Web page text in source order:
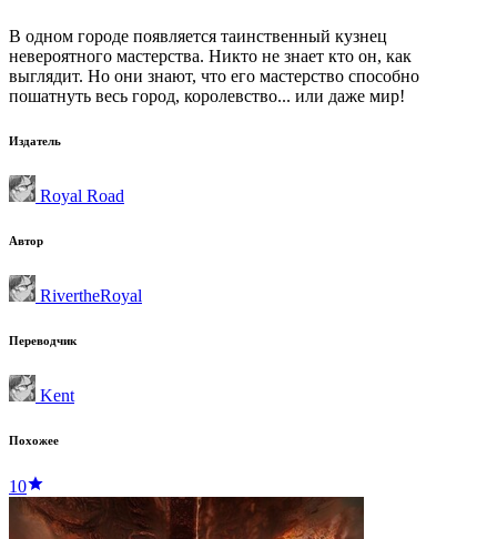
В одном городе появляется таинственный кузнец
невероятного мастерства. Никто не знает кто он, как
выглядит. Но они знают, что его мастерство способно
пошатнуть весь город, королевство... или даже мир!
Издатель
Royal Road
Автор
RivertheRoyal
Переводчик
Kent
Похожее
10